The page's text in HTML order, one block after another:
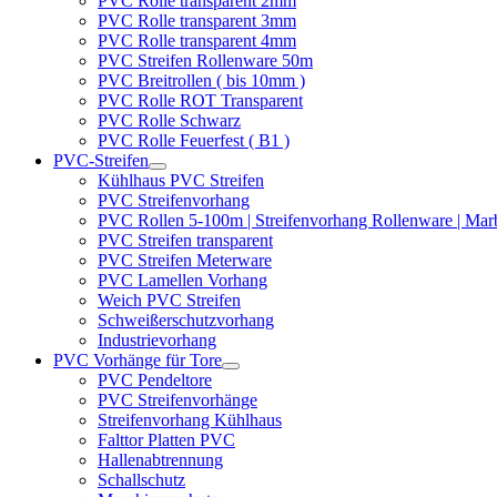
PVC Rolle transparent 3mm
PVC Rolle transparent 4mm
PVC Streifen Rollenware 50m
PVC Breitrollen ( bis 10mm )
PVC Rolle ROT Transparent
PVC Rolle Schwarz
PVC Rolle Feuerfest ( B1 )
PVC-Streifen
Kühlhaus PVC Streifen
PVC Streifenvorhang
PVC Rollen 5-100m | Streifenvorhang Rollenware |
PVC Streifen transparent
PVC Streifen Meterware
PVC Lamellen Vorhang
Weich PVC Streifen
Schweißerschutzvorhang
Industrievorhang
PVC Vorhänge für Tore
PVC Pendeltore
PVC Streifenvorhänge
Streifenvorhang Kühlhaus
Falttor Platten PVC
Hallenabtrennung
Schallschutz